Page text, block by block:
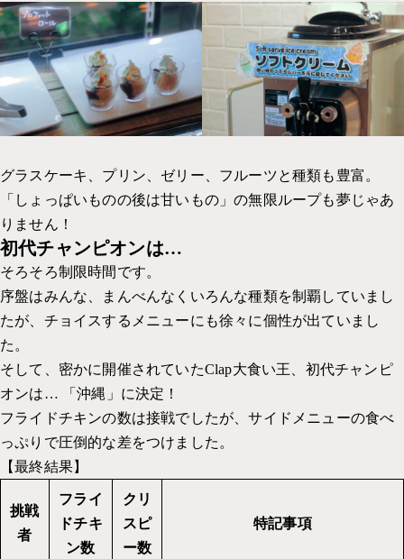
グラスケーキ、プリン、ゼリー、フルーツと種類も豊富。
「しょっぱいものの後は甘いもの」の無限ループも夢じゃあ
りません！
初代チャンピオンは…
そろそろ制限時間です。
序盤はみんな、まんべんなくいろんな種類を制覇していまし
たが、チョイスするメニューにも徐々に個性が出ていまし
た。
そして、密かに開催されていたClap大食い王、初代チャンピ
オンは… 「沖縄」に決定！
フライドチキンの数は接戦でしたが、サイドメニューの食べ
っぷりで圧倒的な差をつけました。
【最終結果】
挑戦
者
フライ
ドチキ
ン数
クリ
スピ
ー数
特記事項